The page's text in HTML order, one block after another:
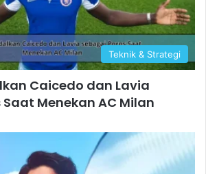
Teknik & Strategi
Caicedo dan Lavia
Menekan AC Milan